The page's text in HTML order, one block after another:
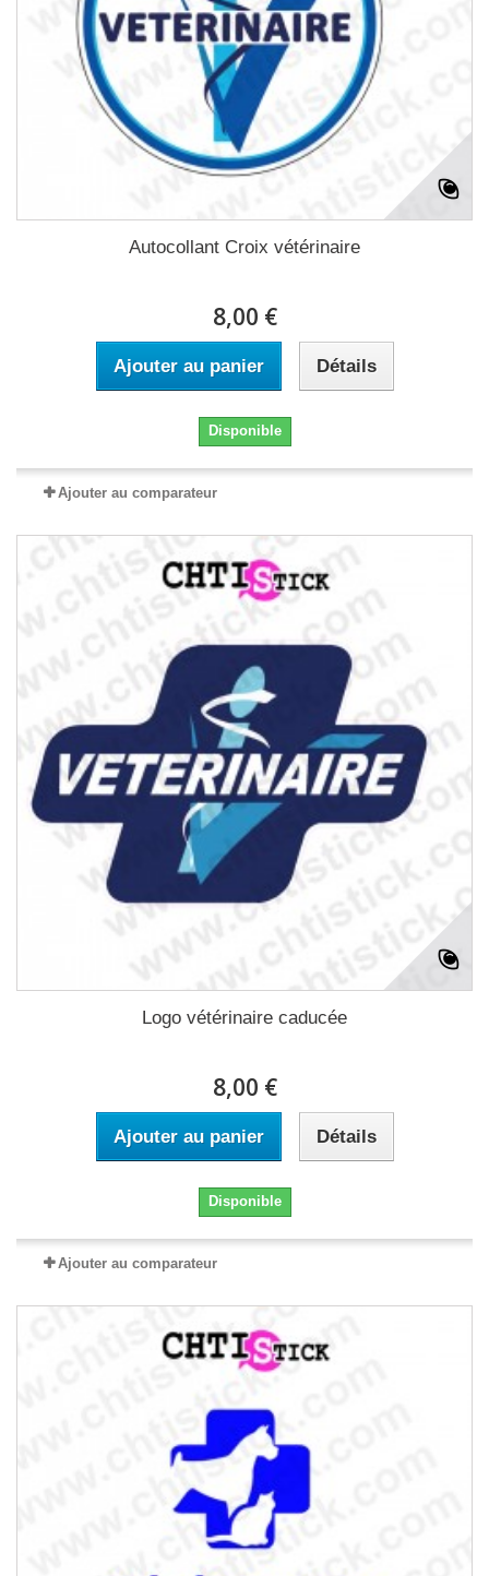
Autocollant Croix vétérinaire
8,00 €
Ajouter au panier Détails
Disponible
Ajouter au comparateur
Logo vétérinaire caducée
8,00 €
Ajouter au panier Détails
Disponible
Ajouter au comparateur